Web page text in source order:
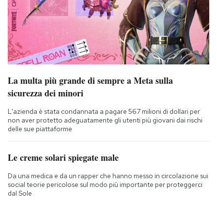
La multa più grande di sempre a Meta sulla
sicurezza dei minori
L'azienda è stata condannata a pagare 567 milioni di dollari per
non aver protetto adeguatamente gli utenti più giovani dai rischi
delle sue piattaforme
Le creme solari spiegate male
Da una medica e da un rapper che hanno messo in circolazione sui
social teorie pericolose sul modo più importante per proteggerci
dal Sole